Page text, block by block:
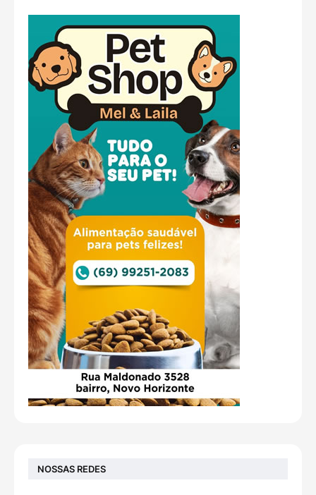
NOSSAS REDES